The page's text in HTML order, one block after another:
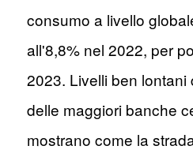
consumo a livello
all'8,8% nel 2022, per
2023. Livelli ben
delle maggiori banche
mostrano come la